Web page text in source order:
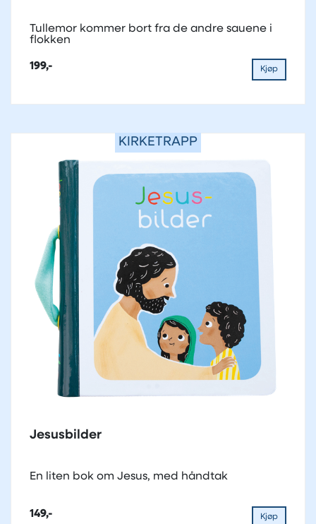
Tullemor kommer bort fra de andre sauene i
flokken
199,- Kjøp
KIRKETRAPP
Jesusbilder
En liten bok om Jesus, med håndtak
149,- Kjøp